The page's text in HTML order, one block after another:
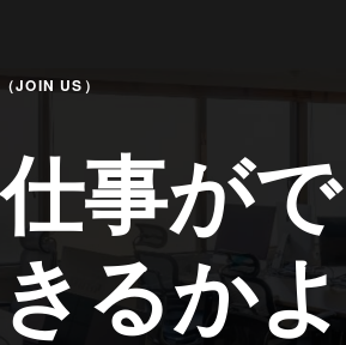
（JOIN US）
仕事がで
きるかよ